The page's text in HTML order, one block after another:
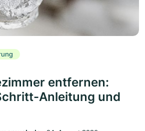
entfernen:
Anleitung und